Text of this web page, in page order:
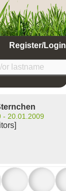
Register/Login
- 20.01.2009